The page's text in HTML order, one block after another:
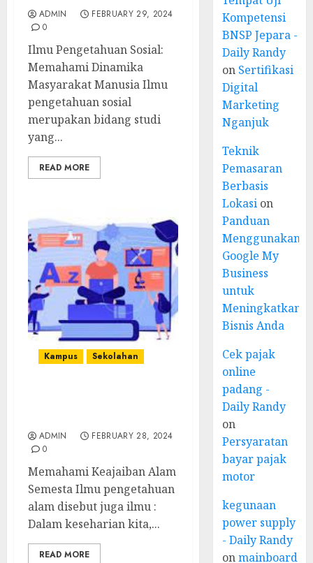
ADMIN
FEBRUARY 29, 2024
0
Ilmu Pengetahuan Sosial:
Memahami Dinamika
Masyarakat Manusia Ilmu
pengetahuan sosial
merupakan bidang studi
yang...
READ MORE
Kampus Sekolahan
ADMIN
FEBRUARY 28, 2024
0
Memahami Keajaiban Alam
Semesta Ilmu pengetahuan
alam disebut juga ilmu :
Dalam keseharian kita,...
READ MORE
Kompetensi
BNSP Jepara -
Daily Randy
on Sertifikasi
Digital
Marketing
Nganjuk
Teknik
Pemasaran
Berbasis
Lokasi on
Panduan
Menggunakan
Google My
Business
untuk
Meningkatkan
Bisnis Anda
Cek pajak
online
padang -
Daily Randy
on
Persyaratan
bayar pajak
motor
kegunaan
power supply
- Daily Randy
onmainboard